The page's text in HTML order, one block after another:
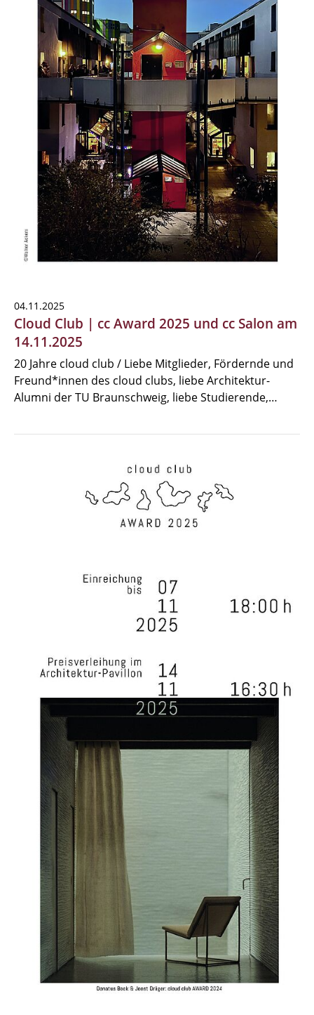
04.11.2025
Cloud Club | cc Award 2025 und cc Salon am
14.11.2025
20 Jahre cloud club / Liebe Mitglieder, Fördernde und
Freund*innen des cloud clubs, liebe Architektur-
Alumni der TU Braunschweig, liebe Studierende,…